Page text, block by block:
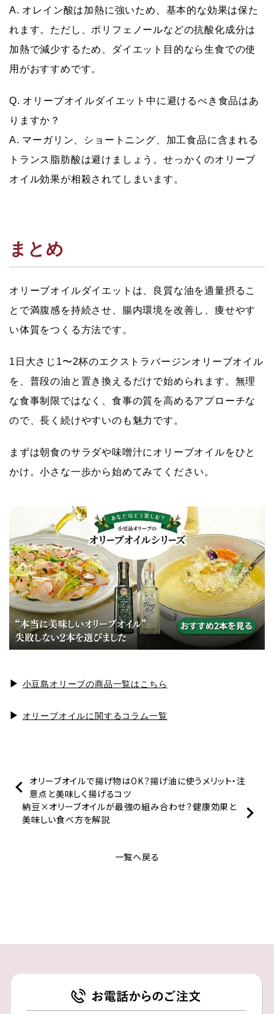
A. オレイン酸は加熱に強いため、基本的な効果は保た
れます。ただし、ポリフェノールなどの抗酸化成分は
加熱で減少するため、ダイエット目的なら生食での使
用がおすすめです。
Q. オリーブオイルダイエット中に避けるべき食品はあ
りますか？
A. マーガリン、ショートニング、加工食品に含まれる
トランス脂肪酸は避けましょう。せっかくのオリーブ
オイル効果が相殺されてしまいます。
まとめ
オリーブオイルダイエットは、良質な油を適量摂るこ
とで満腹感を持続させ、腸内環境を改善し、痩せやす
い体質をつくる方法です。
1日大さじ1〜2杯のエクストラバージンオリーブオイル
を、普段の油と置き換えるだけで始められます。無理
な食事制限ではなく、食事の質を高めるアプローチな
ので、長く続けやすいのも魅力です。
まずは朝食のサラダや味噌汁にオリーブオイルをひと
かけ。小さな一歩から始めてみてください。
▶ 小豆島オリーブの商品一覧はこちら
▶ オリーブオイルに関するコラム一覧
オリーブオイルで揚げ物はOK？揚げ油に使うメリット・注
意点と美味しく揚げるコツ
一覧へ戻る
納豆×オリーブオイルが最強の組み合わせ？健康効果と
美味しい食べ方を解説